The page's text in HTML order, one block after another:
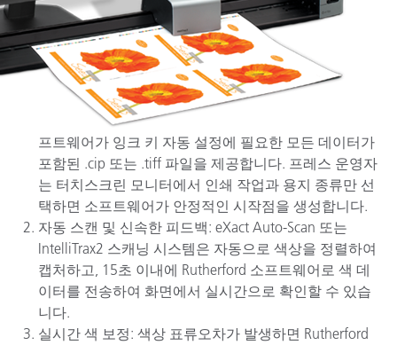
프트웨어가 잉크 키 자동 설정에 필요한 모든 데이터가
포함된 .cip 또는 .tiff 파일을 제공합니다. 프레스 운영자
는 터치스크린 모니터에서 인쇄 작업과 용지 종류만 선
택하면 소프트웨어가 안정적인 시작점을 생성합니다.
자동 스캔 및 신속한 피드백: eXact Auto-Scan 또는
IntelliTrax2 스캐닝 시스템은 자동으로 색상을 정렬하여
캡처하고, 15초 이내에 Rutherford 소프트웨어로 색 데
이터를 전송하여 화면에서 실시간으로 확인할 수 있습
니다.
실시간 색 보정: 색상 표류오차가 발생하면 Rutherford